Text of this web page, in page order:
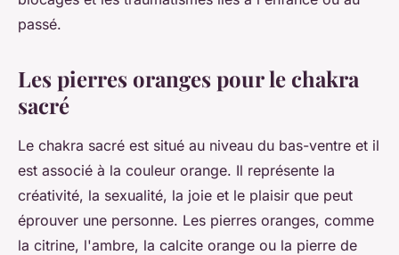
passé.
Les pierres oranges pour le chakra
sacré
Le chakra sacré est situé au niveau du bas-ventre et il
est associé à la couleur orange. Il représente la
créativité, la sexualité, la joie et le plaisir que peut
éprouver une personne. Les pierres oranges, comme
la citrine, l'ambre, la calcite orange ou la pierre de